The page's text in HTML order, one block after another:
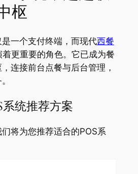
枢
一个支付终端，而现代西餐
着更重要的角色。它已成为餐
连接前台点餐与后台管理，
统推荐方案
将为您推荐适合的POS系